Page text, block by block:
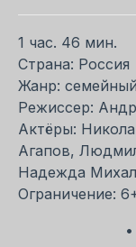
1 час. 46 мин.
Страна: Россия
Жанр: семейный
Режиссер:
Актёры:
Агапов,
Надежда
Ограничение: